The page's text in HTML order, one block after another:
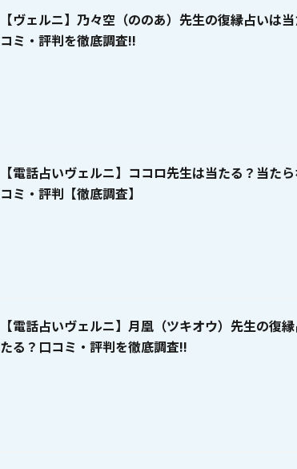
【ヴェルニ】乃々空（ののあ）先生の復縁占いは
コミ・評判を徹底調査!!
【電話占いヴェルニ】ココロ先生は当たる？当た
コミ・評判【徹底調査】
【電話占いヴェルニ】月凰（ツキオウ）先生の復
たる？口コミ・評判を徹底調査!!